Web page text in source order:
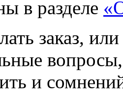
в разделе
заказ, или
вопросы,
и